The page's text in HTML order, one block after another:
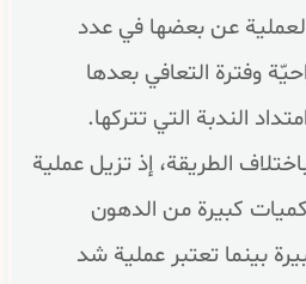
عن بعضها في عدد
وفترة التعافي بعدها
الندبة التي تتركها.
الطريقة، إذ تزيل عملية
كبيرة من الدهون
بينما تعتبر عملية شد